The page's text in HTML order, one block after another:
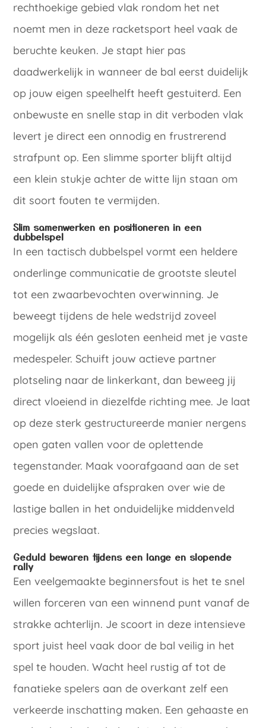
rechthoekige gebied vlak rondom het net
noemt men in deze racketsport heel vaak de
beruchte keuken. Je stapt hier pas
daadwerkelijk in wanneer de bal eerst duidelijk
op jouw eigen speelhelft heeft gestuiterd. Een
onbewuste en snelle stap in dit verboden vlak
levert je direct een onnodig en frustrerend
strafpunt op. Een slimme sporter blijft altijd
een klein stukje achter de witte lijn staan om
dit soort fouten te vermijden.
Slim samenwerken en positioneren in een
dubbelspel
In een tactisch dubbelspel vormt een heldere
onderlinge communicatie de grootste sleutel
tot een zwaarbevochten overwinning. Je
beweegt tijdens de hele wedstrijd zoveel
mogelijk als één gesloten eenheid met je vaste
medespeler. Schuift jouw actieve partner
plotseling naar de linkerkant, dan beweeg jij
direct vloeiend in diezelfde richting mee. Je laat
op deze sterk gestructureerde manier nergens
open gaten vallen voor de oplettende
tegenstander. Maak voorafgaand aan de set
goede en duidelijke afspraken over wie de
lastige ballen in het onduidelijke middenveld
precies wegslaat.
Geduld bewaren tijdens een lange en slopende
rally
Een veelgemaakte beginnersfout is het te snel
willen forceren van een winnend punt vanaf de
strakke achterlijn. Je scoort in deze intensieve
sport juist heel vaak door de bal veilig in het
spel te houden. Wacht heel rustig af tot de
fanatieke spelers aan de overkant zelf een
verkeerde inschatting maken. Een gehaaste en